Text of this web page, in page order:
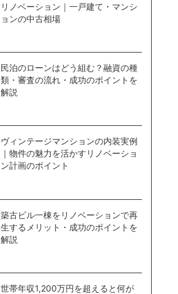
リノベーション｜一戸建て・マンシ
ョンの中古相場
民泊のローンはどう組む？融資の種
類・審査の流れ・成功のポイントを
解説
ヴィンテージマンションの内装実例
｜物件の魅力を活かすリノベーショ
ン計画のポイント
築古ビル一棟をリノベーションで再
生するメリット・成功のポイントを
解説
世帯年収1,200万円を超えると何が